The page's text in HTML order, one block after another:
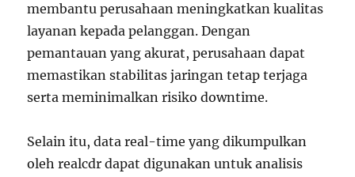
membantu perusahaan meningkatkan kualitas
layanan kepada pelanggan. Dengan
pemantauan yang akurat, perusahaan dapat
memastikan stabilitas jaringan tetap terjaga
serta meminimalkan risiko downtime.
Selain itu, data real-time yang dikumpulkan
oleh realcdr dapat digunakan untuk analisis